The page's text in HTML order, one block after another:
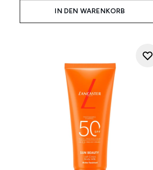
IN DEN WARENKORB